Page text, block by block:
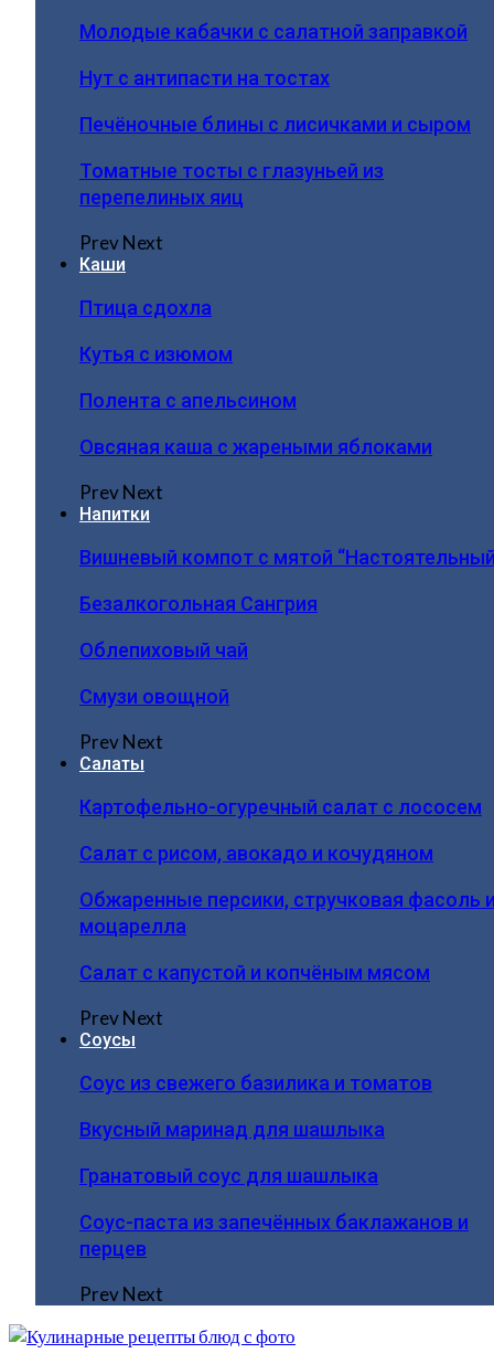
Молодые кабачки с салатной заправкой
Нут с антипасти на тостах
Печёночные блины с лисичками и сыром
Томатные тосты с глазуньей из
перепелиных яиц
PrevNext
Каши
Птица сдохла
Кутья с изюмом
Полента с апельсином
Овсяная каша с жареными яблоками
PrevNext
Напитки
Вишневый компот с мятой
Безалкогольная Сангрия
Облепиховый чай
Смузи овощной
PrevNext
Салаты
Картофельно-огуречный салат с лососем
Салат с рисом, авокадо и кочудяном
Обжаренные персики, стручковая фасоль
моцарелла
Салат с капустой и копчёным мясом
PrevNext
Соусы
Соус из свежего базилика и томатов
Вкусный маринад для шашлыка
Гранатовый соус для шашлыка
Соус-паста из запечённых баклажанов и
перцев
PrevNext